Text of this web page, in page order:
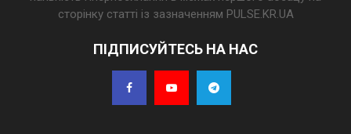
сторінку статті із зазначенням PULSE.KR.UA
ПІДПИСУЙТЕСЬ НА НАС